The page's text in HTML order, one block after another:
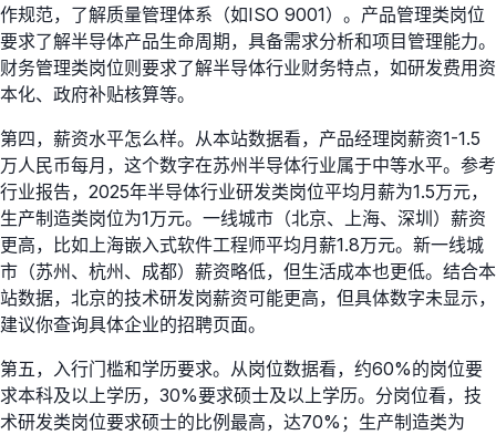
作规范，了解质量管理体系（如ISO 9001）。产品管理类岗位
要求了解半导体产品生命周期，具备需求分析和项目管理能力。
财务管理类岗位则要求了解半导体行业财务特点，如研发费用资
本化、政府补贴核算等。
第四，薪资水平怎么样。从本站数据看，产品经理岗薪资1-1.5
万人民币每月，这个数字在苏州半导体行业属于中等水平。参考
行业报告，2025年半导体行业研发类岗位平均月薪为1.5万元，
生产制造类岗位为1万元。一线城市（北京、上海、深圳）薪资
更高，比如上海嵌入式软件工程师平均月薪1.8万元。新一线城
市（苏州、杭州、成都）薪资略低，但生活成本也更低。结合本
站数据，北京的技术研发岗薪资可能更高，但具体数字未显示，
建议你查询具体企业的招聘页面。
第五，入行门槛和学历要求。从岗位数据看，约60%的岗位要
求本科及以上学历，30%要求硕士及以上学历。分岗位看，技
术研发类岗位要求硕士的比例最高，达70%；生产制造类为